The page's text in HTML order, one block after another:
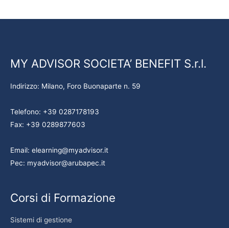
MY ADVISOR SOCIETA’ BENEFIT S.r.l.
Indirizzo: Milano, Foro Buonaparte n. 59
Telefono: +39 0287178193
Fax: +39 0289877603
Email: elearning@myadvisor.it
Pec: myadvisor@arubapec.it
Corsi di Formazione
Sistemi di gestione